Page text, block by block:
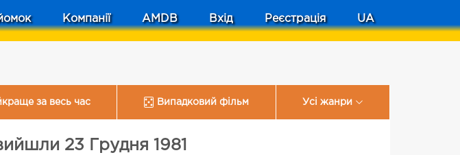
Компанії AMDB Вхід Реєстрація UA
за весь час Випадковий фільм Усі жанри
23 Грудня 1981